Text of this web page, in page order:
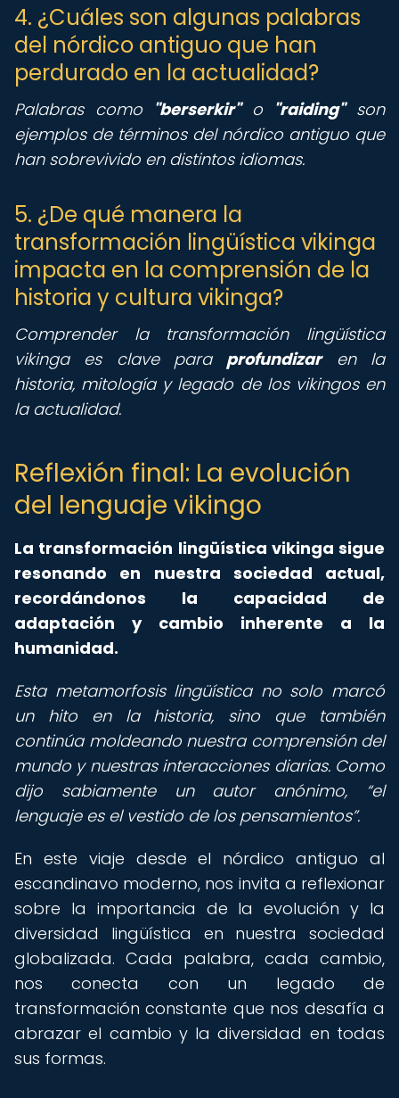
4. ¿Cuáles son algunas palabras
del nórdico antiguo que han
perdurado en la actualidad?
Palabras como "berserkir"o "raiding"son
ejemplos de términos del nórdico antiguo que
han sobrevivido en distintos idiomas.
5. ¿De qué manera la
transformación lingüística vikinga
impacta en la comprensión de la
historia y cultura vikinga?
Comprender la transformación lingüística
vikinga es clave para profundizaren la
historia, mitología y legado de los vikingos en
la actualidad.
Reflexión final: La evolución
del lenguaje vikingo
La transformación lingüística vikinga sigue
resonando en nuestra sociedad actual,
recordándonos la capacidad de
adaptación y cambio inherente a la
humanidad.
Esta metamorfosis lingüística no solo marcó
un hito en la historia, sino que también
continúa moldeando nuestra comprensión del
mundo y nuestras interacciones diarias. Como
dijo sabiamente un autor anónimo,
el
lenguaje es el vestido de los pensamientos .
En este viaje desde el nórdico antiguo al
escandinavo moderno, nos invita a reflexionar
sobre la importancia de la evolución y la
diversidad lingüística en nuestra sociedad
globalizada. Cada palabra, cada cambio,
nos conecta con un legado de
transformación constante que nos desafía a
abrazar el cambio y la diversidad en todas
sus formas.